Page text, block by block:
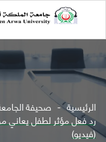
الرئيسية صحيفة
رد فعل مؤثر لطفل يعاني
(فيديو)